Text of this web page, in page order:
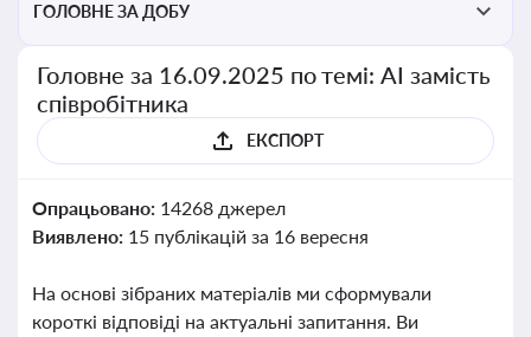
ГОЛОВНЕ ЗА ДОБУ
Головне за 16.09.2025 по темі: АІ замість
співробітника
ЕКСПОРТ
Опрацьовано: 14268 джерел
Виявлено: 15 публікацій за 16 вересня
На основі зібраних матеріалів ми сформували
короткі відповіді на актуальні запитання. Ви